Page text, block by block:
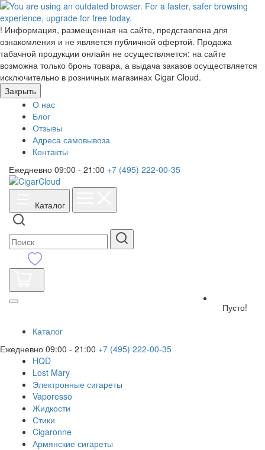
! Информация, размещенная на сайте, представлена для
ознакомления и не является публичной офертой. Продажа
табачной продукции онлайн не осуществляется: на сайте
возможна только бронь товара, а выдача заказов осуществляется
исключительно в розничных магазинах Cigar Cloud.
Закрыть
О нас
Блог
Отзывы
Адреса самовывоза
Контакты
Ежедневно 09:00 - 21:00 +7 (495) 222-00-35
Каталог
Пусто!
Каталог
Ежедневно 09:00 - 21:00 +7 (495) 222-00-35
HQD
Lost Mary
Электронные сигареты
Vaporesso
Жидкости
Стики
Cigaronne
Армянские сигареты